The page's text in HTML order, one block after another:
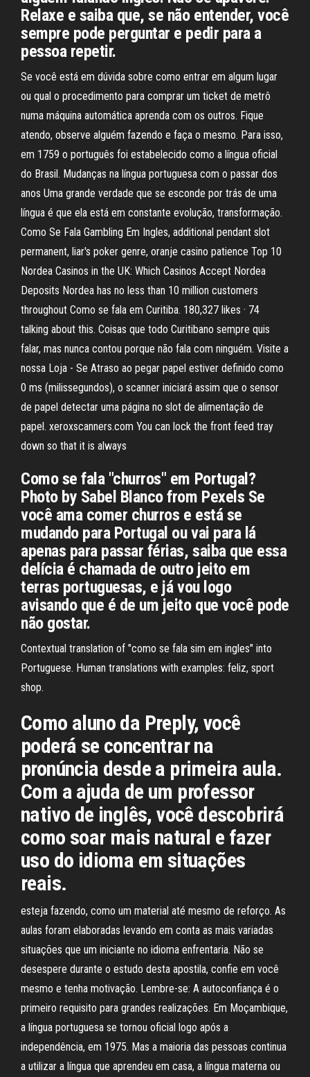
Relaxe e saiba que, se não entender, você
sempre pode perguntar e pedir para a
pessoa repetir.
Se você está em dúvida sobre como entrar em algum lugar
ou qual o procedimento para comprar um ticket de metrô
numa máquina automática aprenda com os outros. Fique
atendo, observe alguém fazendo e faça o mesmo. Para isso,
em 1759 o português foi estabelecido como a língua oficial
do Brasil. Mudanças na língua portuguesa com o passar dos
anos Uma grande verdade que se esconde por trás de uma
língua é que ela está em constante evolução, transformação.
Como Se Fala Gambling Em Ingles, additional pendant slot
permanent, liar's poker genre, oranje casino patience Top 10
Nordea Casinos in the UK: Which Casinos Accept Nordea
Deposits Nordea has no less than 10 million customers
throughout Como se fala em Curitiba. 180,327 likes · 74
talking about this. Coisas que todo Curitibano sempre quis
falar, mas nunca contou porque não fala com ninguém. Visite a
nossa Loja - Se Atraso ao pegar papel estiver definido como
0 ms (milissegundos), o scanner iniciará assim que o sensor
de papel detectar uma página no slot de alimentação de
papel. xeroxscanners.com You can lock the front feed tray
down so that it is always
Como se fala "churros" em Portugal?
Photo by Sabel Blanco from Pexels Se
você ama comer churros e está se
mudando para Portugal ou vai para lá
apenas para passar férias, saiba que essa
delícia é chamada de outro jeito em
terras portuguesas, e já vou logo
avisando que é de um jeito que você pode
não gostar.
Contextual translation of "como se fala sim em ingles" into
Portuguese. Human translations with examples: feliz, sport
shop.
Como aluno da Preply, você
poderá se concentrar na
pronúncia desde a primeira aula.
Com a ajuda de um professor
nativo de inglês, você descobrirá
como soar mais natural e fazer
uso do idioma em situações
reais.
esteja fazendo, como um material até mesmo de reforço. As
aulas foram elaboradas levando em conta as mais variadas
situações que um iniciante no idioma enfrentaria. Não se
desespere durante o estudo desta apostila, confie em você
mesmo e tenha motivação. Lembre-se: A autoconfiança é o
primeiro requisito para grandes realizações. Em Moçambique,
a língua portuguesa se tornou oficial logo após a
independência, em 1975. Mas a maioria das pessoas continua
a utilizar a língua que aprendeu em casa, a língua materna ou